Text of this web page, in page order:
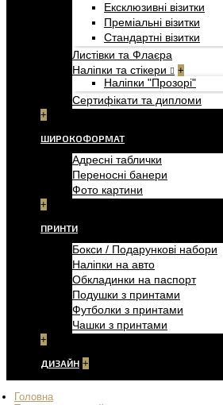
Ексклюзивні візитки
Преміальні візитки
Стандартні візитки
Листівки та Флаєра
Наліпки та стікери
+
Наліпки "Прозорі"
Сертифікати та дипломи
+
ШИРОКОФОРМАТ
Адресні таблички
Переносні банери
Фото картини
+
ПРИНТИ
Бокси / Подарункові набори
Наліпки на авто
Обкладинки на паспорт
Подушки з принтами
Футболки з принтами
Чашки з принтами
+
ДИЗАЙН +
Головна